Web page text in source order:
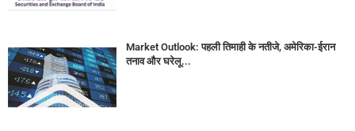
Market Outlook: पहली तिमाही के नतीजे, अमेरिका-ईरान
तनाव और घरेलू...